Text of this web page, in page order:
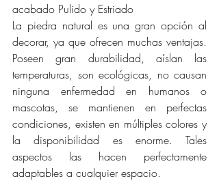
acabado Pulido y Estriado
La piedra natural es una gran opción al
decorar, ya que ofrecen muchas ventajas.
Poseen gran durabilidad, aíslan las
temperaturas, son ecológicas, no causan
ninguna enfermedad en humanos o
mascotas, se mantienen en perfectas
condiciones, existen en múltiples colores y
la disponibilidad es enorme. Tales
aspectos las hacen perfectamente
adaptables a cualquier espacio.